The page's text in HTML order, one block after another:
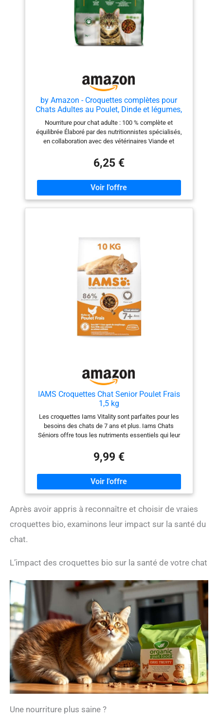
by Amazon - Croquettes complètes pour
Chats Adultes au Poulet, Dinde et légumes,
3kg, Lot de 1
Nourriture pour chat adulte : 100 % complète et
équilibrée Élaboré par des nutritionnistes spécialisés,
en collaboration avec des vétérinaires Viande et
dérivés d’origine animale consommables par les
humains) Prébiotiques naturels pour faciliter la
digestion Biotine et zinc pour une peau et un pelage
sains Vitamine D pour des os forts Sans arômes
artificiels, colorants ni conservateurs. Sans soja, blé ni
orge ajoutés Recette goûteuse avec des protéines de
6,25 €
IAMS Croquettes Chat Senior Poulet Frais
1,5 kg
Les croquettes Iams Vitality sont parfaites pour les
besoins des chats de 7 ans et plus. Iams Chats
Séniors offre tous les nutriments essentiels qui leur
croquettes contiennent les actifs nécessaires pour une
vie longue et une santé préservée Pour satisfaire des
gourmets aussi exigeants que les chats nous avons
apporté un soin tout particulier à la saveur et à
l'appétence de nos croquettes Chez IAMS nous
croquettes qu'avec la façon de les fabriquer
9,99 €
Après avoir appris à reconnaître et choisir de vraies
croquettes bio, examinons leur impact sur la santé du
chat.
L’impact des croquettes bio sur la santé de votre chat
Une nourriture plus saine ?